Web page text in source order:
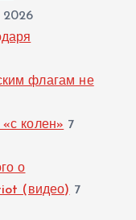
2026
флагам не
колен» 7
о
(видео) 7